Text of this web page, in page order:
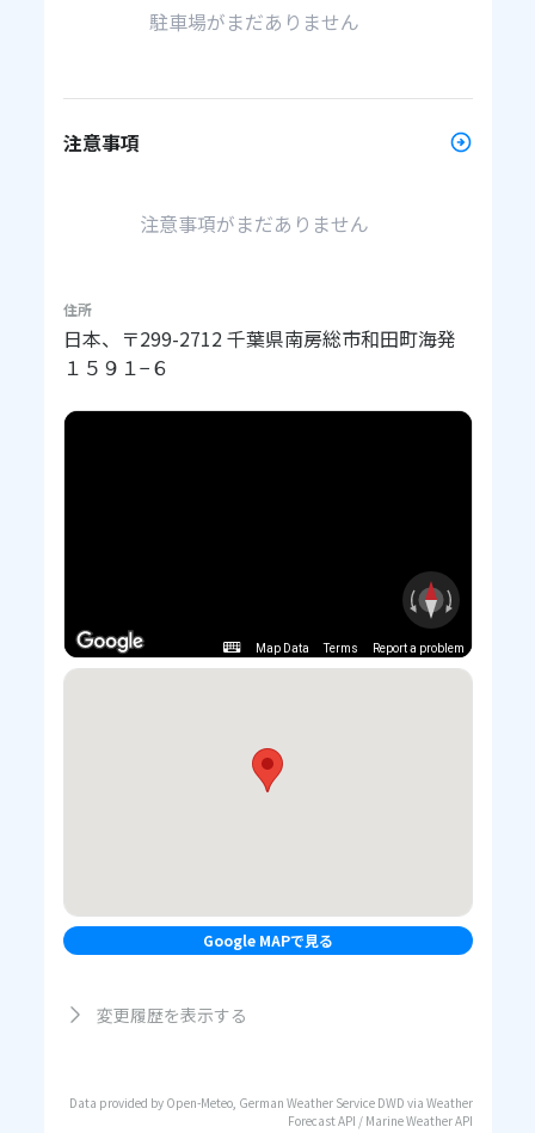
駐車場がまだありません
注意事項
注意事項がまだありません
住所
日本、〒299-2712 千葉県南房総市和田町海発
１５９１−６
Map Data Terms Report a problem
Google MAPで見る
変更履歴を表示する
Data provided by Open-Meteo, German Weather Service DWD via Weather
Forecast API / Marine Weather API